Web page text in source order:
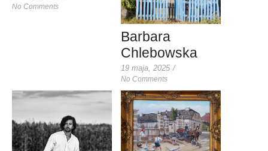
No Comments
Barbara
Chlebowska
19 maja, 2025 /
No Comments